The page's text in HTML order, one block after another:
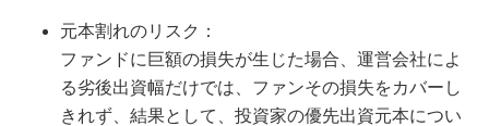
元本割れのリスク：
ファンドに巨額の損失が生じた場合、運営会社によ
る劣後出資幅だけでは、ファンその損失をカバーし
きれず、結果として、投資家の優先出資元本につい